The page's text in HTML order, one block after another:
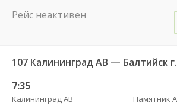
Рейс неактивен
107 Калининград АВ — Балтийск г.
7:35
Калининград АВ